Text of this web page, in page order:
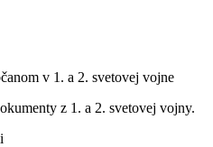
v 1. a 2. svetovej vojne
z 1. a 2. svetovej vojny.